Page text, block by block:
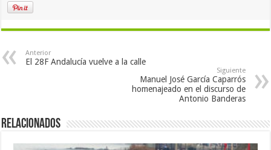
Anterior
El 28F Andalucía vuelve a la calle
Siguiente
Manuel José García Caparrós
homenajeado en el discurso de
Antonio Banderas
Relacionados